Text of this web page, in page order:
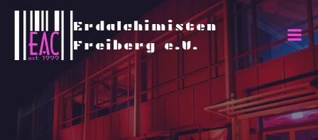
Erdalchimisten
Freiberg e.V.